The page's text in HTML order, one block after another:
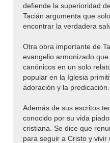
defiende la superioridad
Tacián argumenta que
encontrar la verdadera
Otra obra importante de
evangelio armonizado
canónicos en un solo
popular en la Iglesia
adoración y la predicación.
Además de sus escritos
conocido por su vida
cristiana. Se dice que
para seguir a Cristo y